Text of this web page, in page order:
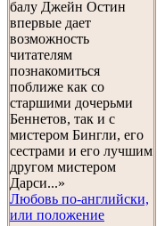
балу Джейн Остин
впервые дает
возможность
читателям
познакомиться
поближе как со
старшими дочерьми
Беннетов, так и с
мистером Бингли, его
сестрами и его лучшим
другом мистером
Дарси...»
Любовь по-английски,
или положение